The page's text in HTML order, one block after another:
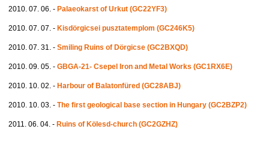
2010. 07. 06. - Palaeokarst of Urkut (GC22YF3)
2010. 07. 07. - Kisdörgicsei pusztatemplom (GC246K5)
2010. 07. 31. - Smiling Ruins of Dörgicse (GC2BXQD)
2010. 09. 05. - GBGA-21- Csepel Iron and Metal Works (GC1RX6E)
2010. 10. 02. - Harbour of Balatonfüred (GC28ABJ)
2010. 10. 03. - The first geological base section in Hungary (GC2BZP2)
2011. 06. 04. - Ruins of Kölesd-church (GC2GZHZ)